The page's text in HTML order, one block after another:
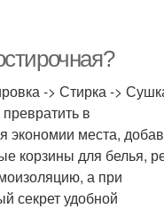
-> Стирка ->
в
экономии места,
корзины для белья,
а при
секрет удобной